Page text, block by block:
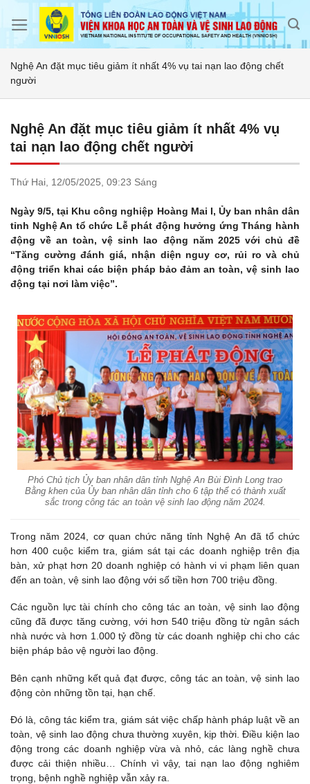
Nghệ An đặt mục tiêu giảm ít nhất 4% vụ tai nạn lao động chết
người
Nghệ An đặt mục tiêu giảm ít nhất 4% vụ
tai nạn lao động chết người
Thứ Hai, 12/05/2025, 09:23 Sáng
Ngày 9/5, tại Khu công nghiệp Hoàng Mai I, Ủy ban nhân dân
tỉnh Nghệ An tổ chức Lễ phát động hưởng ứng Tháng hành
động về an toàn, vệ sinh lao động năm 2025 với chủ đề
“Tăng cường đánh giá, nhận diện nguy cơ, rủi ro và chủ
động triển khai các biện pháp bảo đảm an toàn, vệ sinh lao
động tại nơi làm việc”.
Phó Chủ tịch Ủy ban nhân dân tỉnh Nghệ An Bùi Đình Long trao
Bằng khen của Ủy ban nhân dân tỉnh cho 6 tập thể có thành xuất
sắc trong công tác an toàn vệ sinh lao động năm 2024.
Trong năm 2024, cơ quan chức năng tỉnh Nghệ An đã tổ chức
hơn 400 cuộc kiểm tra, giám sát tại các doanh nghiệp trên địa
bàn, xử phạt hơn 20 doanh nghiệp có hành vi vi phạm liên quan
đến an toàn, vệ sinh lao động với số tiền hơn 700 triệu đồng.
Các nguồn lực tài chính cho công tác an toàn, vệ sinh lao động
cũng đã được tăng cường, với hơn 540 triệu đồng từ ngân sách
nhà nước và hơn 1.000 tỷ đồng từ các doanh nghiệp chi cho các
biện pháp bảo vệ người lao động.
Bên cạnh những kết quả đạt được, công tác an toàn, vệ sinh lao
động còn những tồn tại, hạn chế.
Đó là, công tác kiểm tra, giám sát việc chấp hành pháp luật về an
toàn, vệ sinh lao động chưa thường xuyên, kịp thời. Điều kiện lao
động trong các doanh nghiệp vừa và nhỏ, các làng nghề chưa
được cải thiện nhiều… Chính vì vậy, tai nạn lao động nghiêm
trọng, bệnh nghề nghiệp vẫn xảy ra.